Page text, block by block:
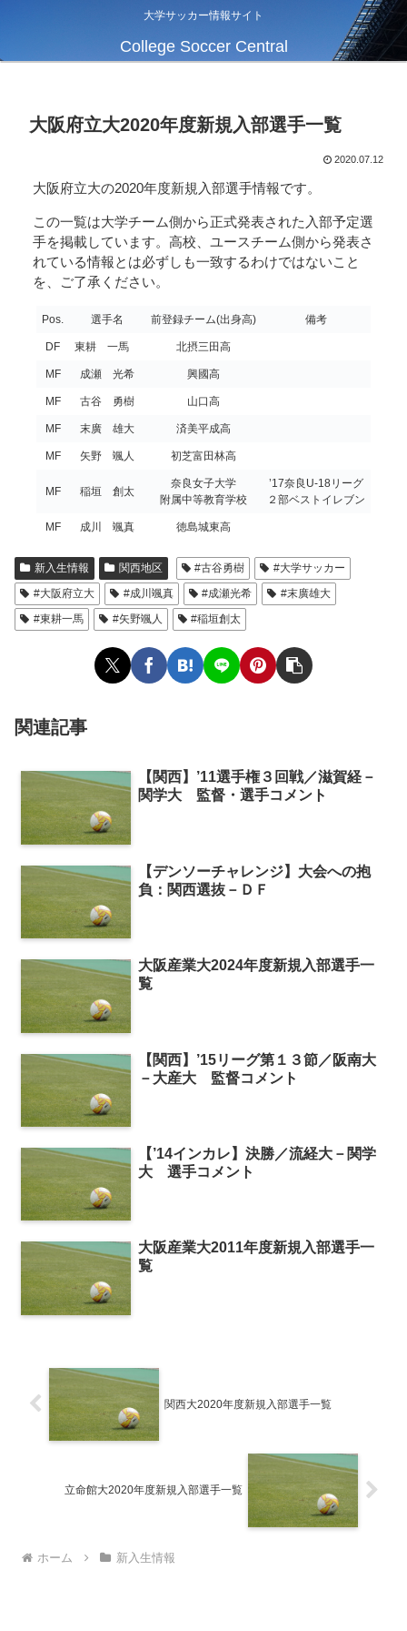
大学サッカー情報サイト
College Soccer Central
大阪府立大2020年度新規入部選手一覧
2020.07.12
大阪府立大の2020年度新規入部選手情報です。
この一覧は大学チーム側から正式発表された入部予定選
手を掲載しています。高校、ユースチーム側から発表さ
れている情報とは必ずしも一致するわけではないこと
を、ご了承ください。
Pos. 選手名 前登録チーム(出身高) 備考
DF 東耕 一馬 北摂三田高
MF 成瀬 光希 興國高
MF 古谷 勇樹 山口高
MF 末廣 雄大 済美平成高
MF 矢野 颯人 初芝富田林高
MF 稲垣 創太
奈良女子大学
附属中等教育学校
’17奈良U-18リーグ
２部ベストイレブン
MF 成川 颯真 徳島城東高
新入生情報 関西地区 #古谷勇樹
#大学サッカー
#大阪府立大
#成川颯真 #成瀬光希
#末廣雄大
#東耕一馬
#矢野颯人 #稲垣創太
関連記事
【関西】’11選手権３回戦／滋賀経－
関学大 監督・選手コメント
【デンソーチャレンジ】大会への抱
負：関西選抜－ＤＦ
大阪産業大2024年度新規入部選手一
覧
【関西】’15リーグ第１３節／阪南大
－大産大 監督コメント
【’14インカレ】決勝／流経大－関学
大 選手コメント
大阪産業大2011年度新規入部選手一
覧
関西大2020年度新規入部選手一覧
立命館大2020年度新規入部選手一覧
ホーム 新入生情報